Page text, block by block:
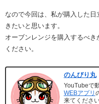
なので今回は、私が購入した
きたいと思います。
オーブンレンジを購入するべ
ください。
のんびり丸
YouTubeで
WEBアプリ
来てください